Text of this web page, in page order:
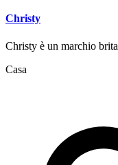
Christy
Christy è un marchio
Casa